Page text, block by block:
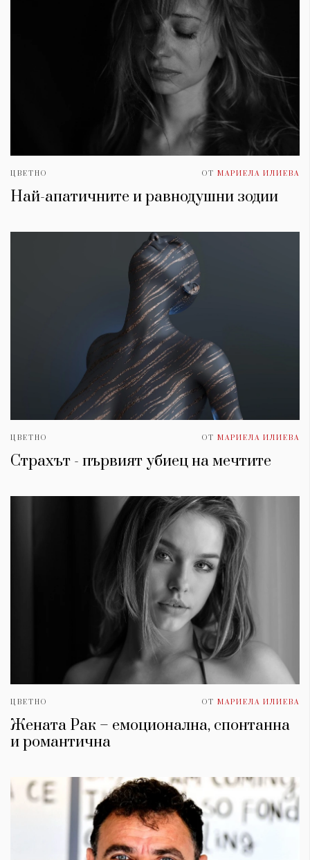
ЦВЕТНО ОТ МАРИЕЛА ИЛИЕВА
Най-апатичните и равнодушни зодии
ЦВЕТНО ОТ МАРИЕЛА ИЛИЕВА
Страхът - първият убиец на мечтите
ЦВЕТНО ОТ МАРИЕЛА ИЛИЕВА
Жената Рак – емоционална, спонтанна
и романтична